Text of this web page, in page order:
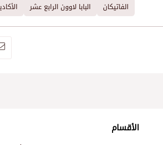
الفاتيكان البابا لاوون الرابع عشر
الأقسام